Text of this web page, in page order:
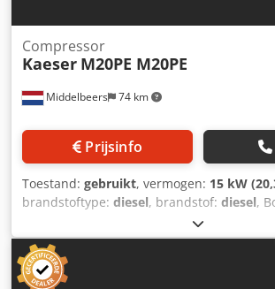
Middelbeers 74 km
Compressor
Kaeser M20PE M20PE
Prijsinfo
Toestand: gebruikt, vermogen: 15 kW
brandstoftype: diesel, brandstof: diesel,
, Bouwjaar: 2023
Bouw CE-markering: ja Prijs: Op
WKA0N0500P9308038 Neem contact op
voor meer informatie. Doorvoercapaciteit: